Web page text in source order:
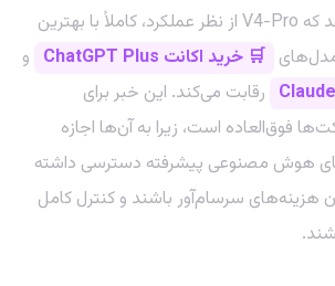
DeepSeek ادعا می‌کند که V4-Pro از نظر عملکرد، کاملاً با بهترین
🛒 خرید اکانت ChatGPT Plus
و
رقابت می‌کند. این خبر برای
فوق‌العاده است، زیرا به آن‌ها اجازه
هوش مصنوعی پیشرفته دسترسی داشته
هزینه‌های سرسام‌آور باشند و کنترل کامل